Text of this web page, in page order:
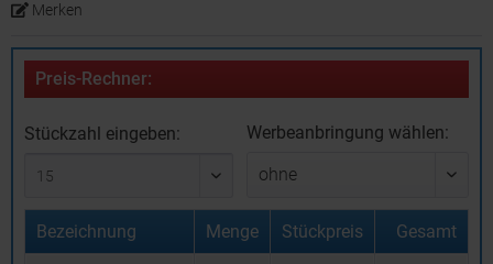
Merken
Preis-Rechner:
Stückzahl eingeben: Werbeanbringung wählen:
Bezeichnung Menge Stückpreis Gesamt